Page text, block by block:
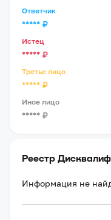
Ответчик
***** ₽
Истец
***** ₽
Третье лицо
***** ₽
Иное лицо
***** ₽
Реестр
Информация не